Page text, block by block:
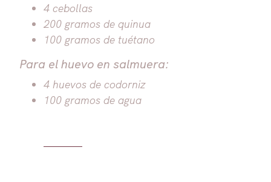
4 cebollas
200 gramos de quinua
100 gramos de tuétano
Para el huevo en salmuera:
4 huevos de codorniz
100 gramos de agua